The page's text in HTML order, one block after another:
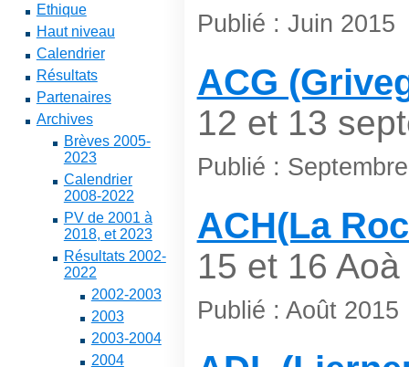
Ethique
Haut niveau
Calendrier
Résultats
Partenaires
Archives
Brèves 2005-
2023
Calendrier
2008-2022
PV de 2001 à
2018, et 2023
Résultats 2002-
2022
2002-2003
2003
2003-2004
2004
Publié : Juin 2015
ACG
12 et 13
Publié :
ACH(La
15 et 16 Aoà
Publié : Août 2015